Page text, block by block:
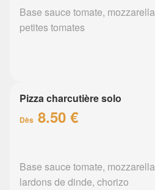
Base sauce tomate,
petites tomates
Pizza charcutière solo
Dès 8.50 €
Base sauce tomate,
lardons de dinde, chorizo